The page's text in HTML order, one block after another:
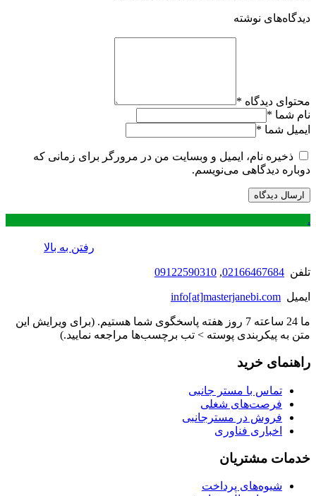
دیدگاه‌های نوشته
محتوای دیدگاه *
نام شما *
ایمیل شما *
ذخیره نام، ایمیل و وبسایت من در مرورگر برای زمانی که
دوباره دیدگاهی می‌نویسم.
.
رفتن به بالا
تلفن 02166467684
,
09122590310
ایمیل info[at]masterjanebi.com
ما 24 ساعته 7 روز هفته پاسخگوی شما هستیم. (برای ویرایش این
متن به پیکربندی پوسته > تب برچسب‌ها مراجعه نمایید.)
راهنمای خرید
تماس با مستر جانبی
فرصت‌های شغلی
فروش در مسترجانبی
اخباری فناوری
خدمات مشتریان
شیوه‌های پرداخت